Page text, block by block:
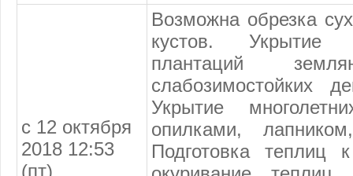
с 12 октября
2018 12:53
(пт)
Возможна обрезка
кустов. Укрытие
плантаций
слабозимостойких
Укрытие
опилками,
Подготовка теплиц